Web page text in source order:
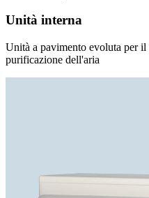
Unità interna
Unità a pavimento evoluta per
purificazione dell'aria